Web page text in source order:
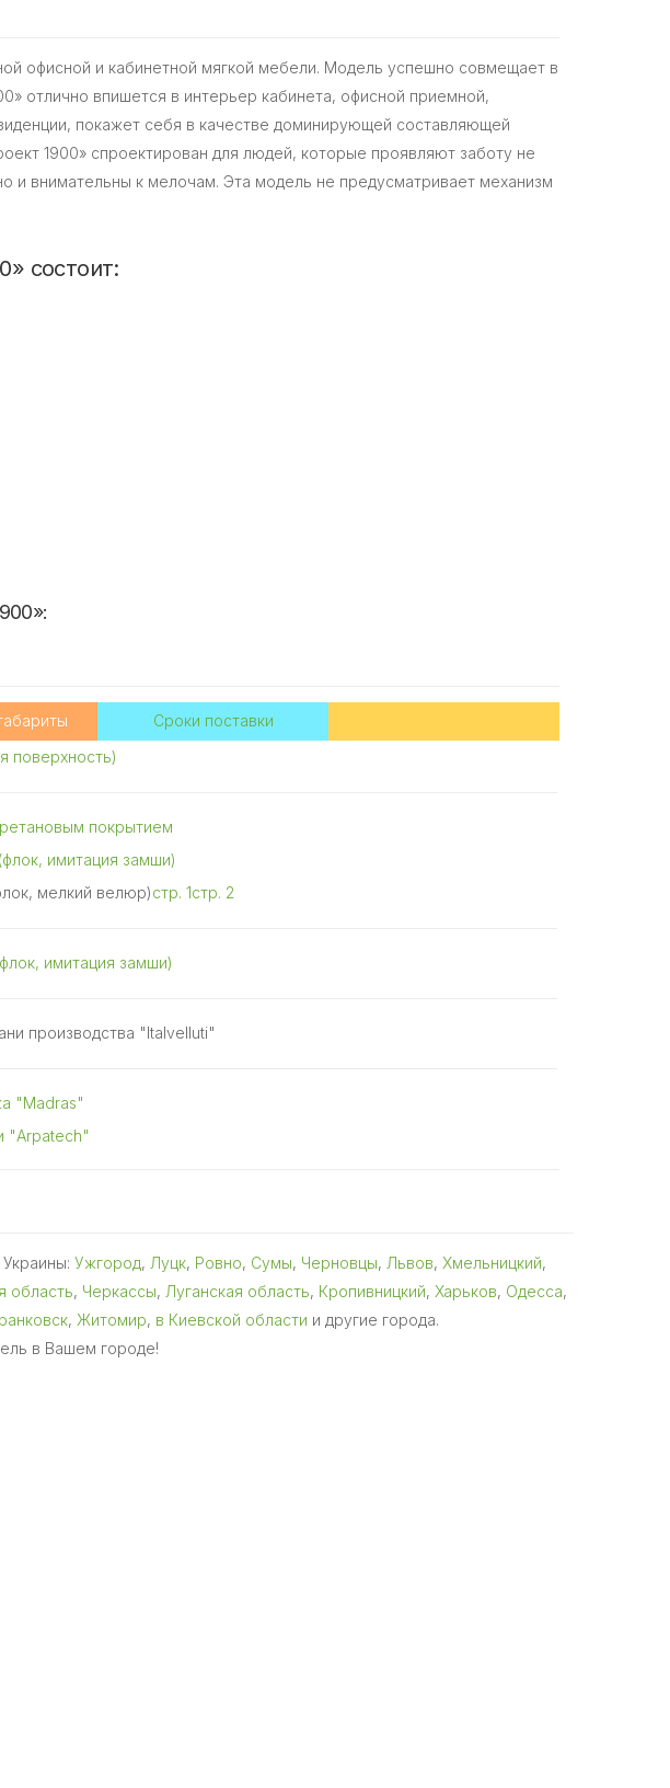
офисной и кабинетной мягкой мебели. Модель успешно совмещает в
отлично впишется в интерьер кабинета, офисной приемной,
покажет себя в качестве доминирующей составляющей
1900» спроектирован для людей, которые проявляют заботу не
и внимательны к мелочам. Эта модель не предусматривает механизм
состоит:
Сроки поставки
поверхность)
покрытием
имитация замши)
мелкий велюр)стр. 1стр. 2
имитация замши)
производства "Italvelluti"
"Madras"
"Arpatech"
Ужгород, Луцк, Ровно, Сумы, Черновцы, Львов, Хмельницкий,
область, Черкассы, Луганская область, Кропивницкий, Харьков, Одесса,
, Житомир, в Киевской области и другие города.
в Вашем городе!